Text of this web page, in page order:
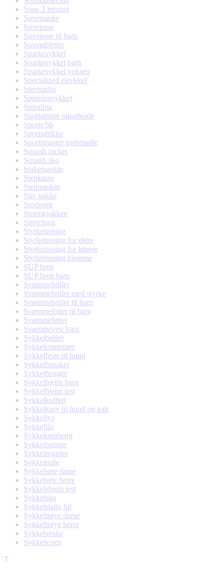
Sone 2 trening
Sovemaske
Sovepose
Sovepose til barn
Sovetabletter
Sparkesykkel
Sparkesykkel barn
Sparkesykkel voksen
Specialized elsykkel
Spermidin
Spinningsykkel
Spirulina
Sportamore rabattkode
Sports bh
Sportsdrikke
Sportsmaster tredemølle
Squash racket
Squash sko
Stakemaskin
Stepkasse
Stepmaskin
Stiv nakke
Storborre
Stormkjokken
Stretching
Styrketrening
Styrketrening for eldre
Styrketrening for løpere
Styrketrening hjemme
SUP brett
SUP brett barn
Svømmebriller
Svømmebriller med styrke
Svømmebriller til barn
Svømmefotter til barn
Svømmeføtter
Svømmevest barn
Sykkelbriller
Sykkelcomputer
Sykkelfeste til hund
Sykkelhansker
Sykkelhenger
Sykkelhjelm barn
Sykkelhjelm test
Sykkelkoffert
Sykkelkurv til hund og katt
Sykkellys
Sykkellås
Sykkeloppheng
Sykkelpumpe
Sykkelregister
Sykkelrulle
Sykkelsete dame
Sykkelsete herre
Sykkelshorts test
Sykkelsko
Sykkelstativ bil
Sykkeltrøye dame
Sykkeltrøye herre
Sykkelveske
Sykkelvogn
T